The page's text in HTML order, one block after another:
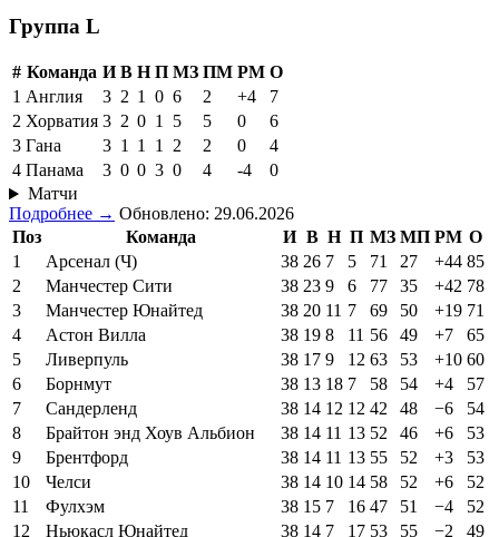
Группа L
# Команда И В Н П МЗ ПМ РМ О
1 Англия 3 2 1 0 6 2 +4
7
2 Хорватия 3 2 0 1 5 5 0
6
3 Гана 3 1 1 1 2 2 0
4
4 Панама 3 0 0 3 0 4 -4
0
Матчи
Подробнее → Обновлено: 29.06.2026
Поз
Команда И В Н П МЗ МП РМ О
1
Арсенал (Ч) 38 26 7 5 71 27 +44 85
2
Манчестер Сити 38 23 9 6 77 35 +42 78
3
Манчестер Юнайтед 38 20 11 7 69 50 +19 71
4
Астон Вилла 38 19 8 11 56 49 +7
65
5
Ливерпуль 38 17 9 12 63 53 +10 60
6
Борнмут 38 13 18 7 58 54 +4
57
7
Сандерленд 38 14 12 12 42 48 −6
54
8
Брайтон энд Хоув Альбион 38 14 11 13 52 46 +6
53
9
Брентфорд 38 14 11 13 55 52 +3
53
10
Челси 38 14 10 14 58 52 +6
52
11
Фулхэм 38 15 7 16 47 51 −4
52
12
Ньюкасл Юнайтед 38 14 7 17 53 55 −2 49